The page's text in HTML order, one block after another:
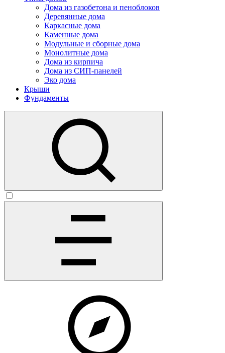
Дома из газобетона и пеноблоков
Деревянные дома
Каркасные дома
Каменные дома
Модульные и сборные дома
Монолитные дома
Дома из кирпича
Дома из СИП-панелей
Эко дома
Крыши
Фундаменты